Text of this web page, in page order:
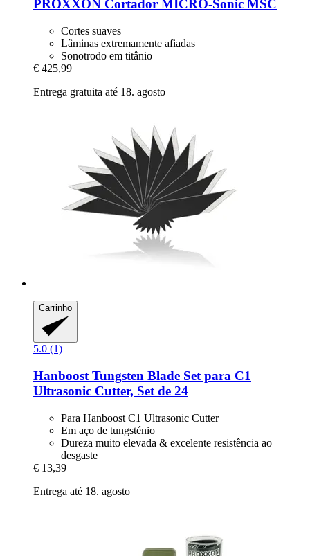
PROXXON Cortador MICRO-​Sonic MSC
Cortes suaves
Lâminas extremamente afiadas
Sonotrodo em titânio
€ 425,99
Entrega gratuita até 18. agosto
Carrinho
5.0 (1)
Hanboost Tungsten Blade Set para C1
Ultrasonic Cutter, Set de 24
Para Hanboost C1 Ultrasonic Cutter
Em aço de tungsténio
Dureza muito elevada & excelente resistência ao
desgaste
€ 13,39
Entrega até 18. agosto